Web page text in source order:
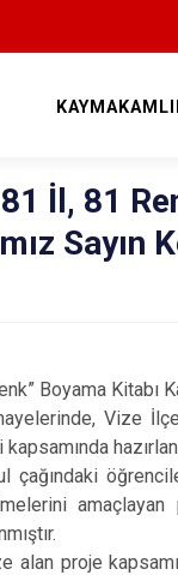
İl, 81
Sayın
Boyama Kitabı
Vize
amaçlayan
alan proje